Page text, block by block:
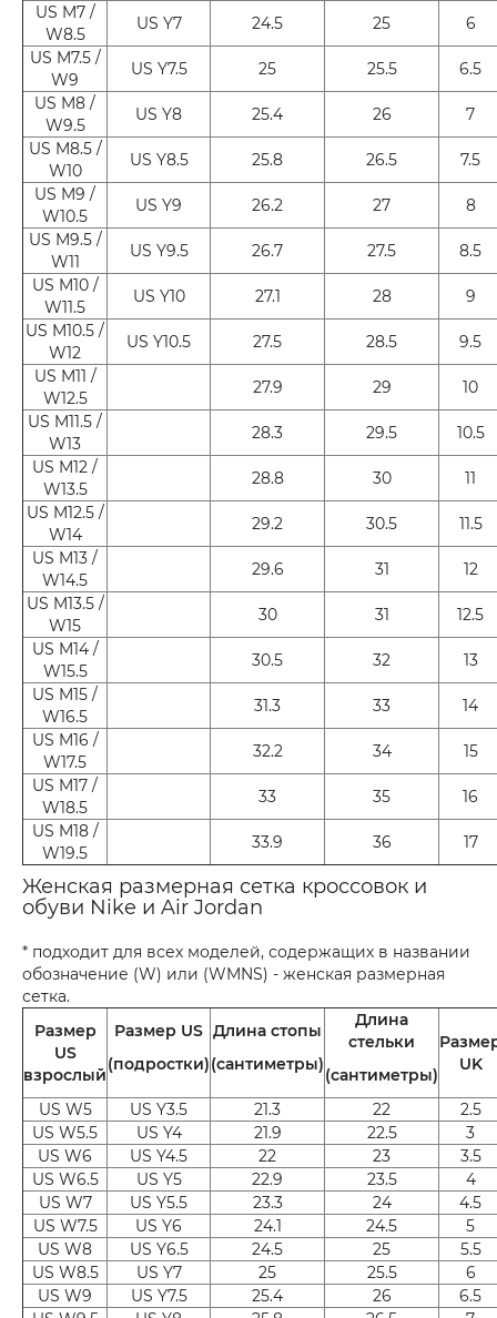
US M7 /
W8.5
US Y7 24.5 25
6
US M7.5 /
W9
US Y7.5 25 25.5
6.5
US M8 /
W9.5
US Y8 25.4 26
7
US M8.5 /
W10
US Y8.5 25.8 26.5
7.5
US M9 /
W10.5
US Y9 26.2 27
8
US M9.5 /
W11
US Y9.5 26.7 27.5
8.5
US M10 /
W11.5
US Y10 27.1 28
9
US M10.5 /
W12
US Y10.5 27.5 28.5
9.5
US M11 /
W12.5
27.9 29
10
US M11.5 /
W13
28.3 29.5
10.5
US M12 /
W13.5
28.8 30
11
US M12.5 /
W14
29.2 30.5
11.5
US M13 /
W14.5
29.6 31
12
US M13.5 /
W15
30 31
12.5
US M14 /
W15.5
30.5 32
13
US M15 /
W16.5
31.3 33
14
US M16 /
W17.5
32.2 34
15
US M17 /
W18.5
33 35
16
US M18 /
W19.5
33.9 36 17
Женская размерная сетка кроссовок и
обуви Nike и Air Jordan
* подходит для всех моделей, содержащих в названии
обозначение (W) или (WMNS) - женская размерная
сетка.
Размер
US
взрослый
Размер US
(подростки)
Длина стопы
(сантиметры)
Длина
стельки
(сантиметры)
UK
US W5 US Y3.5 21.3 22
2.5
US W5.5
US Y4 21.9 22.5
3
US W6
US Y4.5 22 23
3.5
US W6.5
US Y5 22.9 23.5
4
US W7
US Y5.5 23.3 24
4.5
US W7.5
US Y6 24.1 24.5
5
US W8
US Y6.5 24.5 25
5.5
US W8.5
US Y7 25 25.5
6
US W9
US Y7.5 25.4 26
6.5